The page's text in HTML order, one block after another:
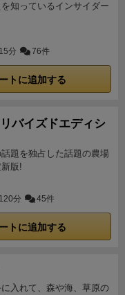
うのもある。Bullet♥のエ
たいなことがない。
。
しているなら不要か
加なので、もしかした
張かもしれない。日本語
知っているインサイダー
分 76件
トに追加する
バイズドエディシ
題を独占した話題の農場
版!
分 45件
トに追加する
入れて、森や海、草原の